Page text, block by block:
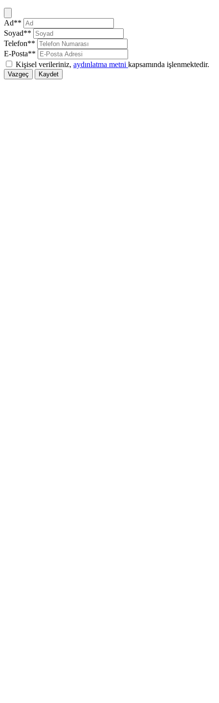
Kapat
Ad**
Soyad**
Telefon**
E-Posta**
Kişisel verileriniz, aydınlatma metni kapsamında işlenmektedir.
Vazgeç Kaydet